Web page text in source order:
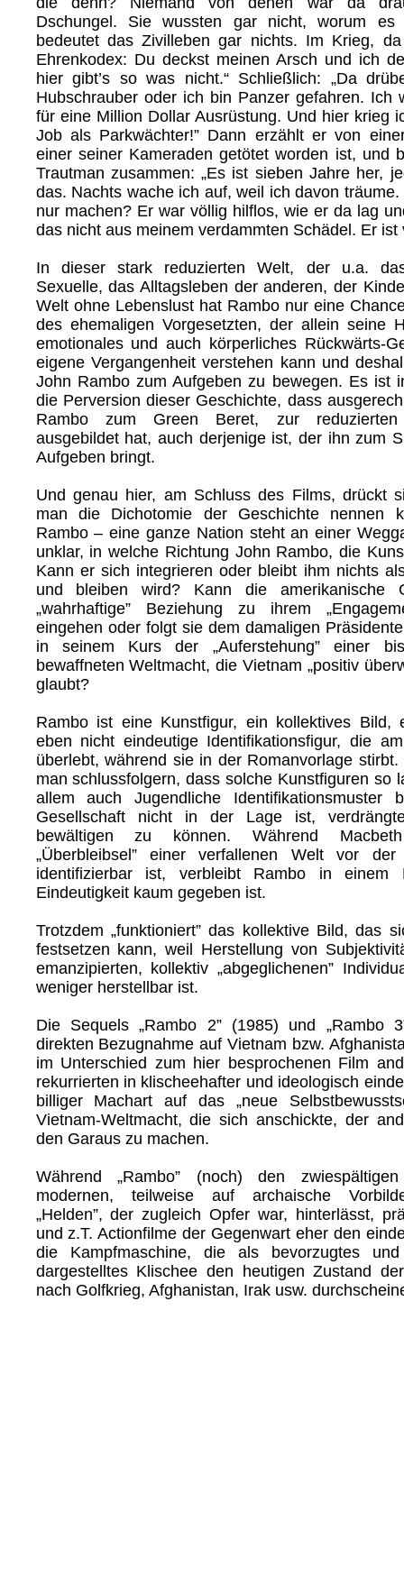
Dschungel. Sie wussten gar nicht, worum es
bedeutet das Zivilleben gar nichts. Im Krieg,
Ehrenkodex: Du deckst meinen Arsch und ich
hier gibt’s so was nicht.“ Schließlich: „Da
Hubschrauber oder ich bin Panzer gefahren. Ich
für eine Million Dollar Ausrüstung. Und hier krieg
Job als Parkwächter!” Dann erzählt er von
einer seiner Kameraden getötet worden ist, und
Trautman zusammen: „Es ist sieben Jahre her,
das. Nachts wache ich auf, weil ich davon
nur machen? Er war völlig hilflos, wie er da lag
das nicht aus meinem verdammten Schädel. Er ist
In dieser stark reduzierten Welt, der u.a.
Sexuelle, das Alltagsleben der anderen, der
Welt ohne Lebenslust hat Rambo nur eine
des ehemaligen Vorgesetzten, der allein seine
emotionales und auch körperliches Rückwärts-
eigene Vergangenheit verstehen kann und
John Rambo zum Aufgeben zu bewegen. Es ist
die Perversion dieser Geschichte, dass
Rambo zum Green Beret, zur reduzierten
ausgebildet hat, auch derjenige ist, der ihn zum
Aufgeben bringt.
Und genau hier, am Schluss des Films, drückt
man die Dichotomie der Geschichte nennen
Rambo – eine ganze Nation steht an einer
unklar, in welche Richtung John Rambo, die
Kann er sich integrieren oder bleibt ihm nichts
und bleiben wird? Kann die amerikanische
„wahrhaftige” Beziehung zu ihrem
eingehen oder folgt sie dem damaligen
in seinem Kurs der „Auferstehung” einer
bewaffneten Weltmacht, die Vietnam „positiv
glaubt?
Rambo ist eine Kunstfigur, ein kollektives Bild,
eben nicht eindeutige Identifikationsfigur, die
überlebt, während sie in der Romanvorlage
man schlussfolgern, dass solche Kunstfiguren so
allem auch Jugendliche Identifikationsmuster
Gesellschaft nicht in der Lage ist,
bewältigen zu können. Während
„Überbleibsel” einer verfallenen Welt vor
identifizierbar ist, verbleibt Rambo in einem
Eindeutigkeit kaum gegeben ist.
Trotzdem „funktioniert” das kollektive Bild, das
festsetzen kann, weil Herstellung von
emanzipierten, kollektiv „abgeglichenen”
weniger herstellbar ist.
Die Sequels „Rambo 2” (1985) und „Rambo
direkten Bezugnahme auf Vietnam bzw.
im Unterschied zum hier besprochenen Film
rekurrierten in klischeehafter und ideologisch
billiger Machart auf das „neue
Vietnam-Weltmacht, die sich anschickte, der
den Garaus zu machen.
Während „Rambo” (noch) den
modernen, teilweise auf archaische
„Helden”, der zugleich Opfer war, hinterlässt,
und z.T. Actionfilme der Gegenwart eher den
die Kampfmaschine, die als bevorzugtes und
dargestelltes Klischee den heutigen Zustand
nach Golfkrieg, Afghanistan, Irak usw.